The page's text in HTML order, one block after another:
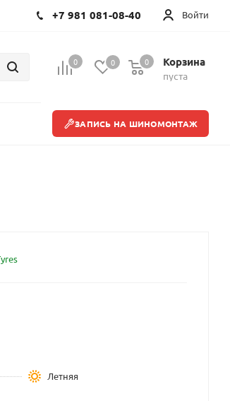
Войти
+7 981 081-08-40
0 0 Корзина
пуста
0
ЗАПИСЬ НА ШИНОМОНТАЖ
Летняя